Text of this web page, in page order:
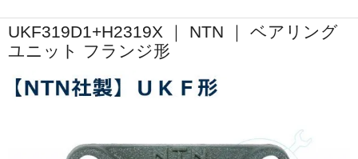
UKF319D1+H2319X ｜ NTN ｜ ベアリング
ユニット フランジ形